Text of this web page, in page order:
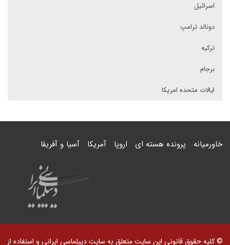
اسرائیل
دونالد ترامپ
ترکیه
برجام
ایالات متحده امریکا
خاورمیانه پرونده هسته ای اروپا آمریکا آسیا و آفریقا
© کلیه حقوق قانونی این سایت متعلق به سایت دیپلماسی ایرانی و استفاده از